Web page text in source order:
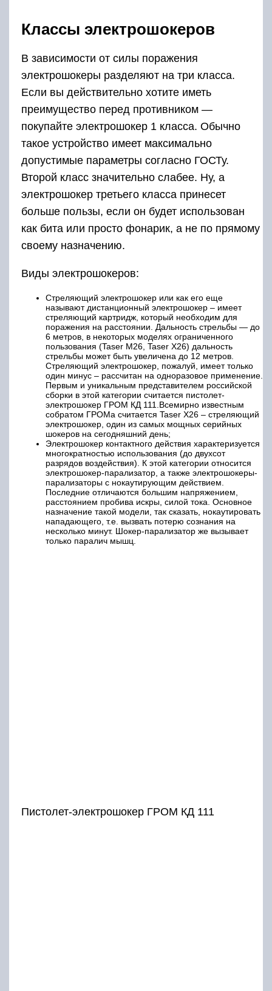
Классы электрошокеров
В зависимости от силы поражения
электрошокеры разделяют на три класса.
Если вы действительно хотите иметь
преимущество перед противником —
покупайте электрошокер 1 класса. Обычно
такое устройство имеет максимально
допустимые параметры согласно ГОСТу.
Второй класс значительно слабее. Ну, а
электрошокер третьего класса принесет
больше пользы, если он будет использован
как бита или просто фонарик, а не по прямому
своему назначению.
Виды электрошокеров:
Стреляющий электрошокер или как его еще
называют дистанционный электрошокер – имеет
стреляющий картридж, который необходим для
поражения на расстоянии. Дальность стрельбы — до
6 метров, в некоторых моделях ограниченного
пользования (Taser M26, Taser X26) дальность
стрельбы может быть увеличена до 12 метров.
Стреляющий электрошокер, пожалуй, имеет только
один минус – рассчитан на одноразовое применение.
Первым и уникальным представителем российской
сборки в этой категории считается пистолет-
электрошокер ГРОМ КД 111.Всемирно известным
собратом ГРОМа считается Taser X26 – стреляющий
электрошокер, один из самых мощных серийных
шокеров на сегодняшний день;
Электрошокер контактного действия характеризуется
многократностью использования (до двухсот
разрядов воздействия). К этой категории относится
электрошокер-парализатор, а также электрошокеры-
парализаторы с нокаутирующим действием.
Последние отличаются большим напряжением,
расстоянием пробива искры, силой тока. Основное
назначение такой модели, так сказать, нокаутировать
нападающего, т.е. вызвать потерю сознания на
несколько минут. Шокер-парализатор же вызывает
только паралич мышц.
Пистолет-электрошокер ГРОМ КД 111